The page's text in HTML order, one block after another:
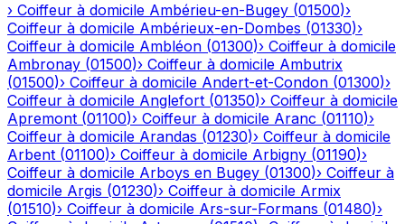
› Coiffeur à domicile Ambérieu-en-Bugey (01500)›
Coiffeur à domicile Ambérieux-en-Dombes (01330)›
Coiffeur à domicile Ambléon (01300)› Coiffeur à domicile
Ambronay (01500)› Coiffeur à domicile Ambutrix
(01500)› Coiffeur à domicile Andert-et-Condon (01300)›
Coiffeur à domicile Anglefort (01350)› Coiffeur à domicile
Apremont (01100)› Coiffeur à domicile Aranc (01110)›
Coiffeur à domicile Arandas (01230)› Coiffeur à domicile
Arbent (01100)› Coiffeur à domicile Arbigny (01190)›
Coiffeur à domicile Arboys en Bugey (01300)› Coiffeur à
domicile Argis (01230)› Coiffeur à domicile Armix
(01510)› Coiffeur à domicile Ars-sur-Formans (01480)›